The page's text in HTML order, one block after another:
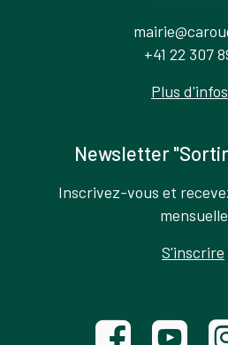
+41 22 307
Plus d'infos
Newsletter
Inscrivez-vous et
S'inscrire